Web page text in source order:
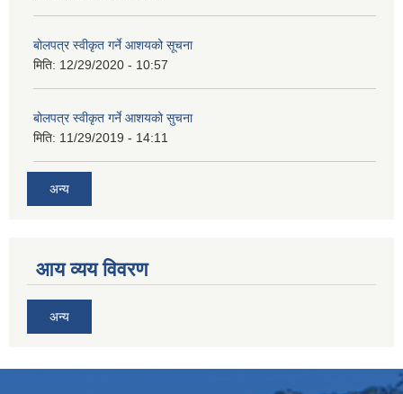
बोलपत्र स्वीकृत गर्ने आशयको सूचना
मिति: 12/29/2020 - 10:57
बोलपत्र स्वीकृत गर्ने आशयको सुचना
मिति: 11/29/2019 - 14:11
अन्य
आय व्यय विवरण
अन्य